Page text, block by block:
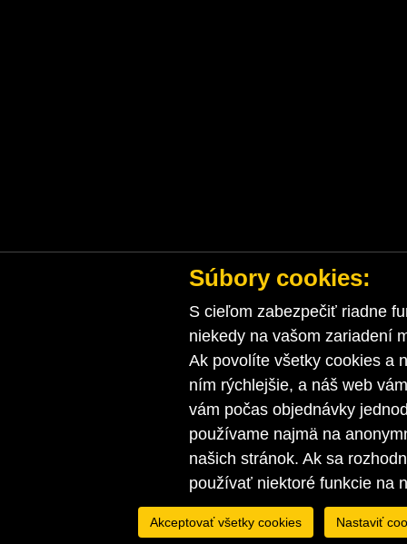
Súbory cookies:
S cieľom zabezpečiť riadne
niekedy na vašom zariadení
Ak povolíte všetky cookies a
ním rýchlejšie, a náš web
vám počas objednávky
používame najmä na
našich stránok. Ak sa
používať niektoré funkcie na
Akceptovať všetky cookies Nastaviť